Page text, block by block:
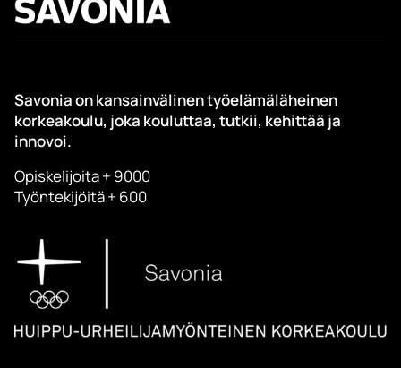
Savonia on kansainvälinen työelämäläheinen
korkeakoulu, joka kouluttaa, tutkii, kehittää ja
innovoi.
Opiskelijoita + 9000
Työntekijöitä + 600